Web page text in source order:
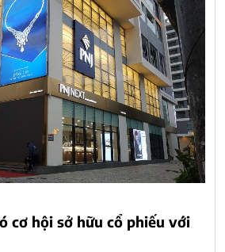
cơ hội sở hữu cổ phiếu với